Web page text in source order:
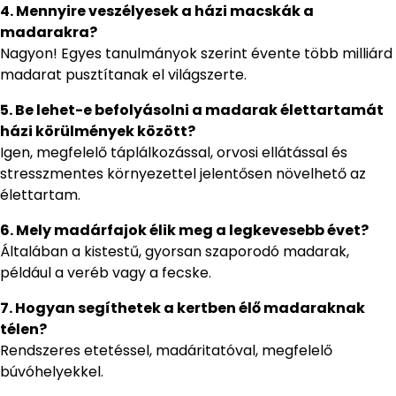
4. Mennyire veszélyesek a házi macskák a
madarakra?
Nagyon! Egyes tanulmányok szerint évente több milliárd
madarat pusztítanak el világszerte.
5. Be lehet-e befolyásolni a madarak élettartamát
házi körülmények között?
Igen, megfelelő táplálkozással, orvosi ellátással és
stresszmentes környezettel jelentősen növelhető az
élettartam.
6. Mely madárfajok élik meg a legkevesebb évet?
Általában a kistestű, gyorsan szaporodó madarak,
például a veréb vagy a fecske.
7. Hogyan segíthetek a kertben élő madaraknak
télen?
Rendszeres etetéssel, madáritatóval, megfelelő
búvóhelyekkel.